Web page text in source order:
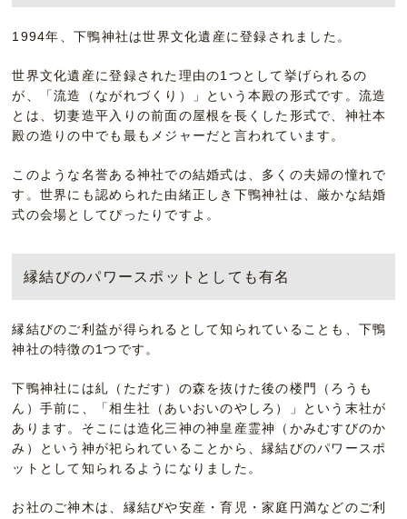
1994年、下鴨神社は世界文化遺産に登録されました。
世界文化遺産に登録された理由の1つとして挙げられるの
が、「流造（ながれづくり）」という本殿の形式です。流造
とは、切妻造平入りの前面の屋根を長くした形式で、神社本
殿の造りの中でも最もメジャーだと言われています。
このような名誉ある神社での結婚式は、多くの夫婦の憧れで
す。世界にも認められた由緒正しき下鴨神社は、厳かな結婚
式の会場としてぴったりですよ。
縁結びのパワースポットとしても有名
縁結びのご利益が得られるとして知られていることも、下鴨
神社の特徴の1つです。
下鴨神社には糺（ただす）の森を抜けた後の楼門（ろうも
ん）手前に、「相生社（あいおいのやしろ）」という末社が
あります。そこには造化三神の神皇産霊神（かみむすびのか
み）という神が祀られていることから、縁結びのパワースポ
ットとして知られるようになりました。
お社のご神木は、縁結びや安産・育児・家庭円満などのご利